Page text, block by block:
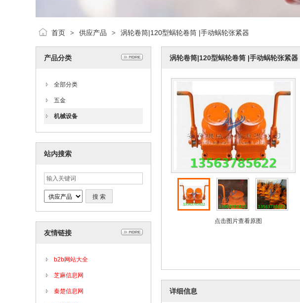
首页 > 供应产品 > 涡轮卷筒|120型蜗轮卷筒 |手动蜗轮张紧器
产品分类
全部分类
五金
机械设备
站内搜索
友情链接
b2b网站大全
芝麻信息网
秦楚信息网
涡轮卷筒|120型蜗轮卷筒 |手动蜗轮张紧器
点击图片查看原图
详细信息